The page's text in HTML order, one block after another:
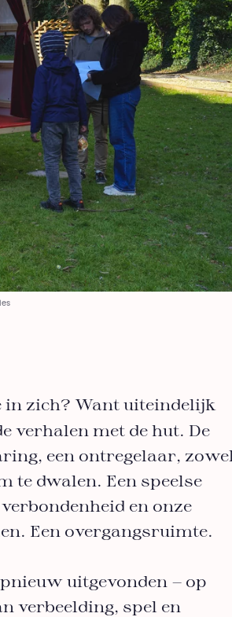
in zich? Want uiteindelijk
verhalen met de hut. De
een ontregelaar, zowel
te dwalen. Een speelse
en onze
Een overgangsruimte.
uitgevonden — op
verbeelding, spel en